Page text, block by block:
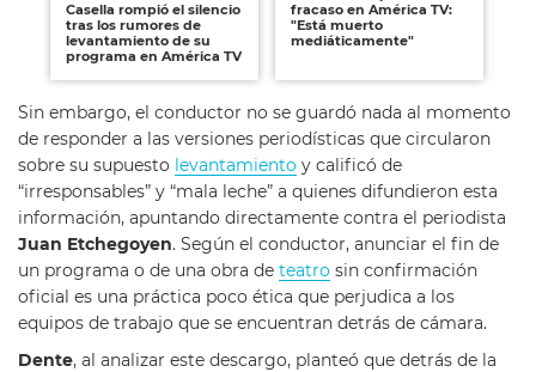
Casella rompió el silencio
tras los rumores de
levantamiento de su
programa en América TV
fracaso en América TV:
"Está muerto
mediáticamente"
Sin embargo, el conductor no se guardó nada al momento
de responder a las versiones periodísticas que circularon
sobre su supuesto levantamiento y calificó de
“irresponsables” y “mala leche” a quienes difundieron esta
información, apuntando directamente contra el periodista
Juan Etchegoyen. Según el conductor, anunciar el fin de
un programa o de una obra de teatro sin confirmación
oficial es una práctica poco ética que perjudica a los
equipos de trabajo que se encuentran detrás de cámara.
Dente, al analizar este descargo, planteó que detrás de la